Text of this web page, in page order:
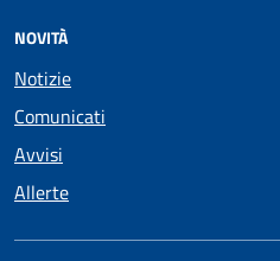
NOVITÀ
Notizie
Comunicati
Avvisi
Allerte